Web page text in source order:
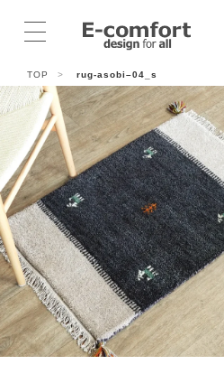
TOP > rug-asobi–04_s